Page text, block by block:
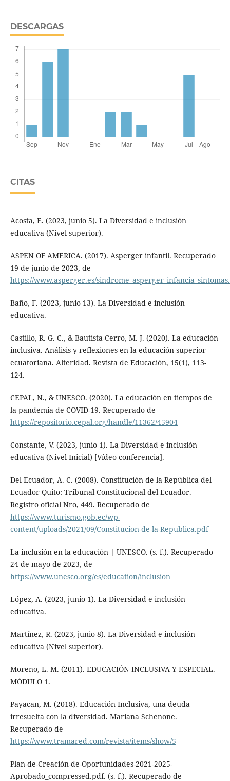
DESCARGAS
CITAS
Acosta, E. (2023, junio 5). La Diversidad e inclusión
educativa (Nivel superior).
ASPEN OF AMERICA. (2017). Asperger infantil. Recuperado
19 de junio de 2023, de
https://www.asperger.es/
Baño, F. (2023, junio 13). La Diversidad e inclusión
educativa.
Castillo, R. G. C., & Bautista-Cerro, M. J. (2020). La educación
inclusiva. Análisis y reflexiones en la educación superior
ecuatoriana. Alteridad. Revista de Educación, 15(1), 113-
124.
CEPAL, N., & UNESCO. (2020). La educación en tiempos de
la pandemia de COVID-19. Recuperado de
https://repositorio.cepal.org/handle/11362/45904
Constante, V. (2023, junio 1). La Diversidad e inclusión
educativa (Nivel Inicial) [Vídeo conferencia].
Del Ecuador, A. C. (2008). Constitución de la República del
Ecuador Quito: Tribunal Constitucional del Ecuador.
Registro oficial Nro, 449. Recuperado de
https://www.turismo.gob.ec/wp-
content/uploads/2021/09/Constitucion-de-la-Republica.pdf
La inclusión en la educación | UNESCO. (s. f.). Recuperado
24 de mayo de 2023, de
https://www.unesco.org/es/education/inclusion
López, A. (2023, junio 1). La Diversidad e inclusión
educativa.
Martínez, R. (2023, junio 8). La Diversidad e inclusión
educativa (Nivel superior).
Moreno, L. M. (2011). EDUCACIÓN INCLUSIVA Y ESPECIAL.
MÓDULO 1.
Payacan, M. (2018). Educación Inclusiva, una deuda
irresuelta con la diversidad. Mariana Schenone.
Recuperado de
https://www.tramared.com/revista/items/show/5
Plan-de-Creación-de-Oportunidades-2021-2025-
Aprobado_compressed.pdf. (s. f.). Recuperado de